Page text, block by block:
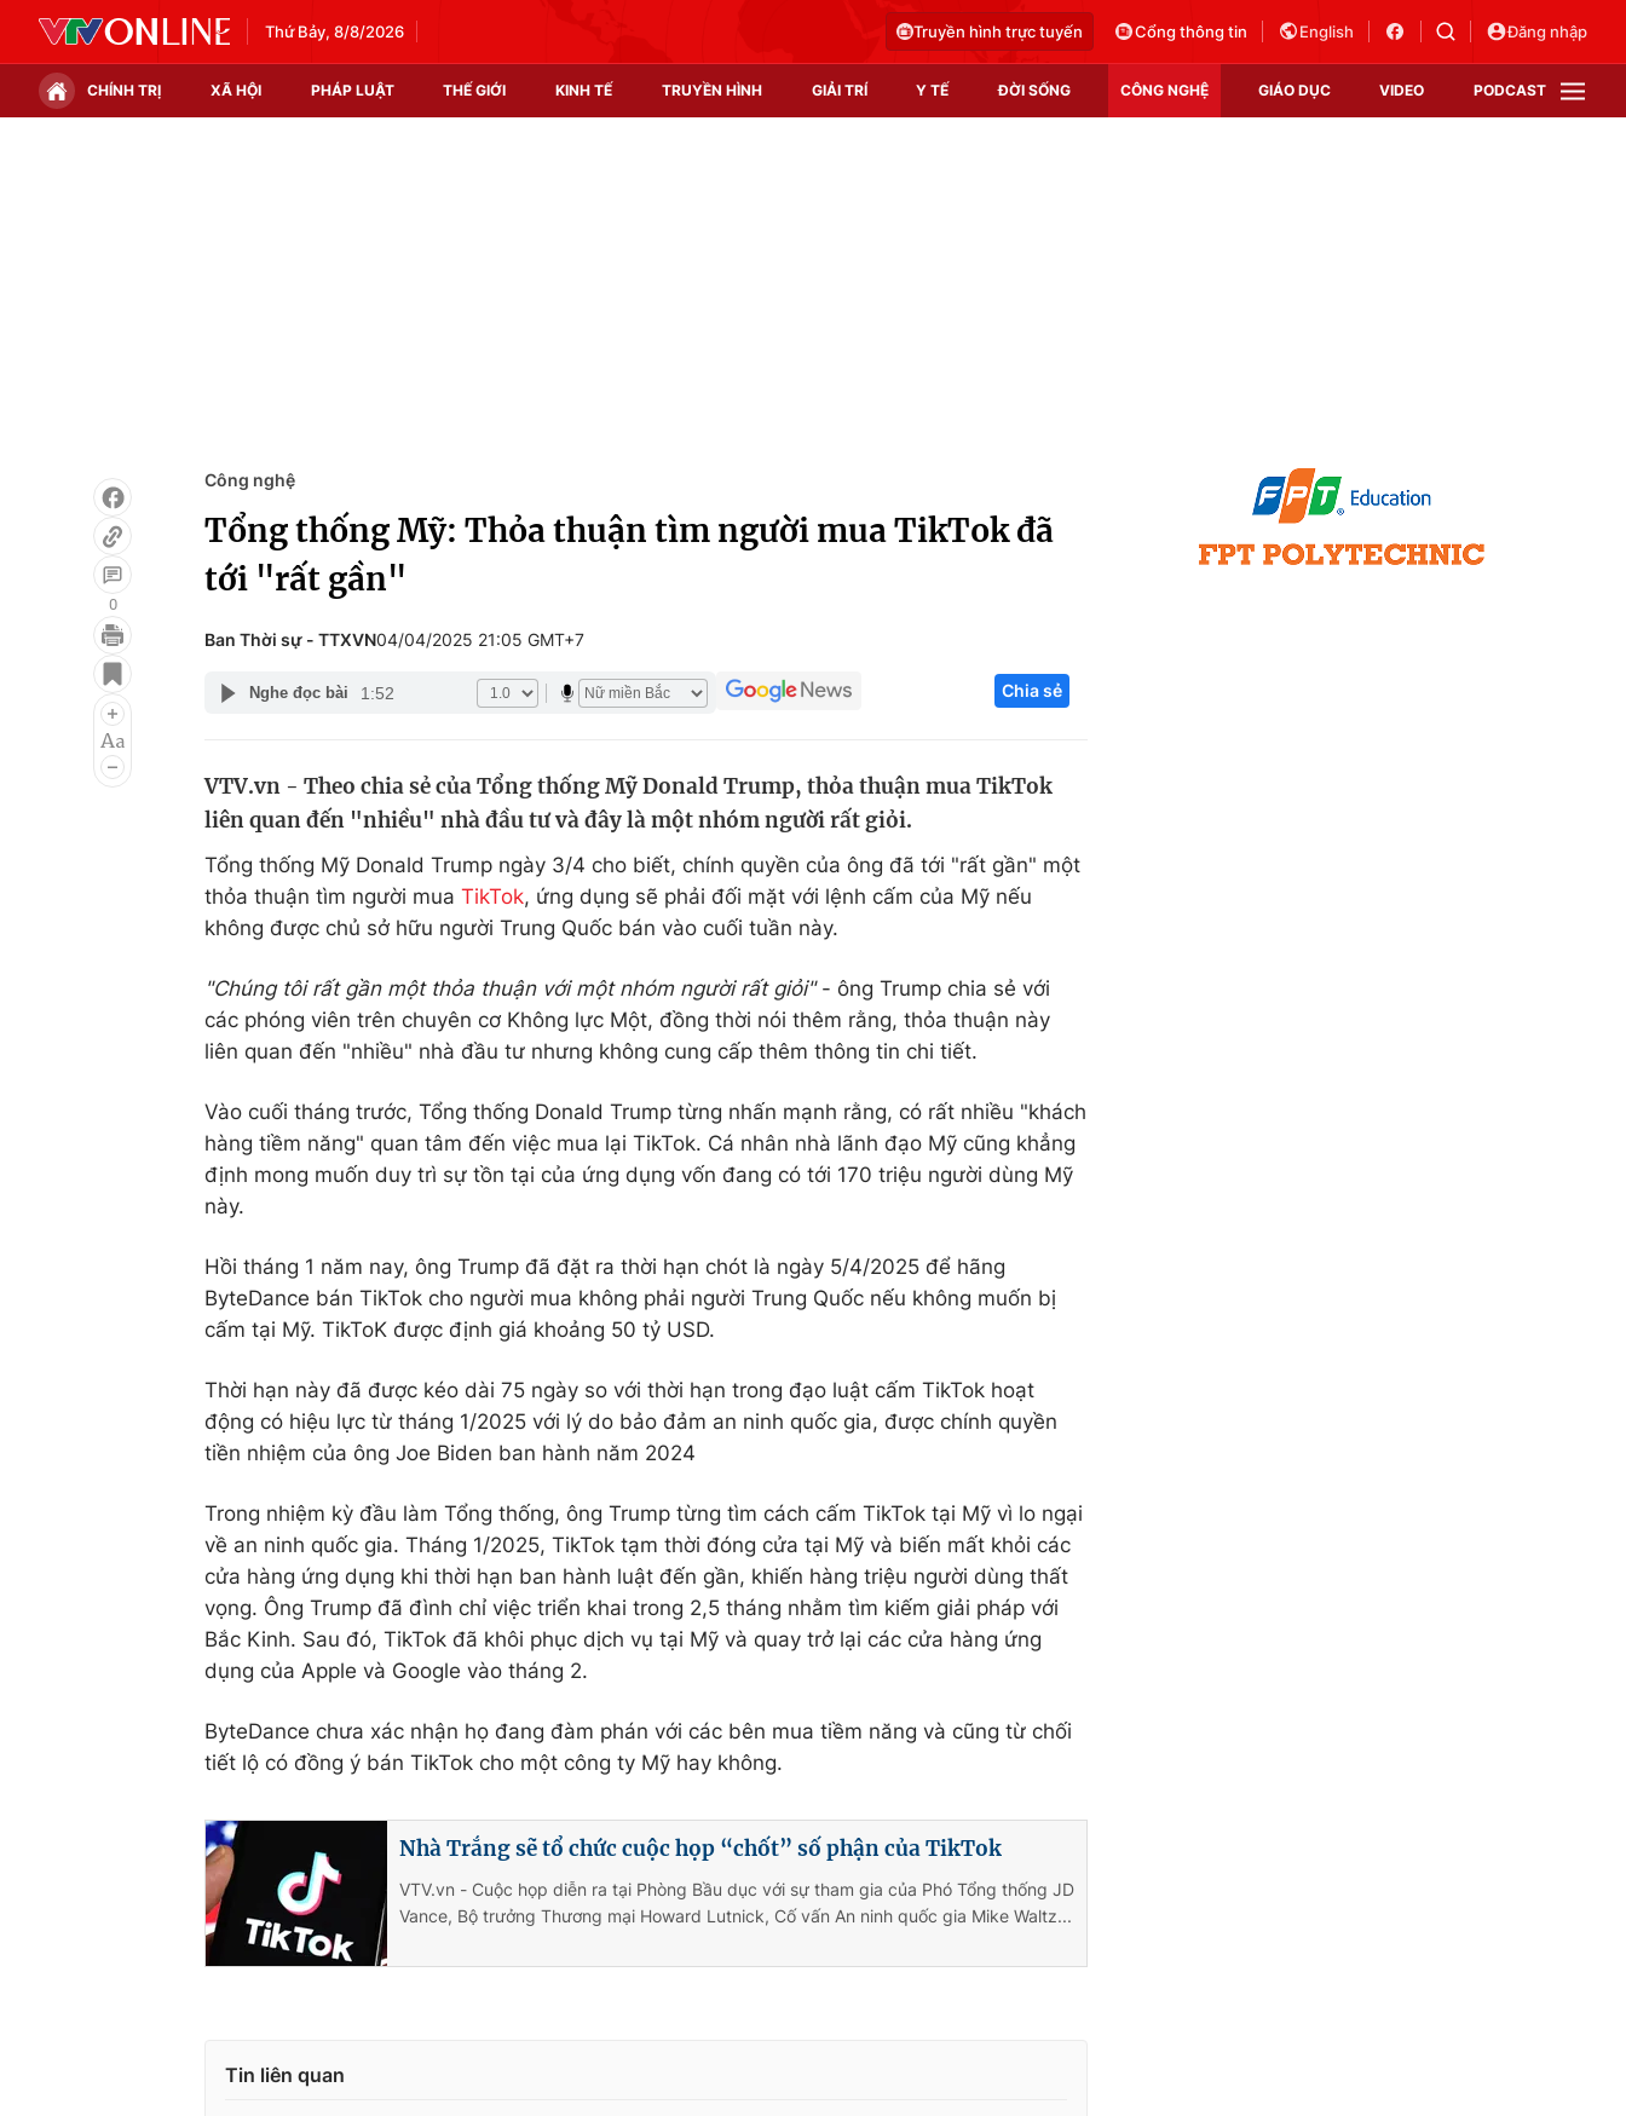
Thứ Bảy, 8/8/2026 Truyền hình trực tuyến Cổng thông tin English Đăng nhập
CHÍNH TRỊ XÃ HỘI PHÁP LUẬT THẾ GIỚI KINH TẾ TRUYỀN HÌNH GIẢI TRÍ Y TẾ ĐỜI SỐNG CÔNG NGHỆ GIÁO DỤC VIDEO PODCAST
Infographic
Điện ảnh
Âm nhạc
Du lịch
Chất lượng cuộc sống
Tuyển sinh
Hitech Công nghệ tương lai
Thị trường
Giao lưu trực tuyến
0
Công nghệ
Tổng thống Mỹ: Thỏa thuận tìm người mua TikTok đã
tới "rất gần"
Ban Thời sự - TTXVN04/04/2025 21:05 GMT+7
Nghe đọc bài 1:52 Chia sẻ
VTV.vn - Theo chia sẻ của Tổng thống Mỹ Donald Trump, thỏa thuận mua TikTok
liên quan đến "nhiều" nhà đầu tư và đây là một nhóm người rất giỏi.
Tổng thống Mỹ Donald Trump ngày 3/4 cho biết, chính quyền của ông đã tới "rất gần" một
thỏa thuận tìm người mua TikTok, ứng dụng sẽ phải đối mặt với lệnh cấm của Mỹ nếu
không được chủ sở hữu người Trung Quốc bán vào cuối tuần này.
"Chúng tôi rất gần một thỏa thuận với một nhóm người rất giỏi"- ông Trump chia sẻ với
các phóng viên trên chuyên cơ Không lực Một, đồng thời nói thêm rằng, thỏa thuận này
liên quan đến "nhiều" nhà đầu tư nhưng không cung cấp thêm thông tin chi tiết.
Vào cuối tháng trước, Tổng thống Donald Trump từng nhấn mạnh rằng, có rất nhiều "khách
hàng tiềm năng" quan tâm đến việc mua lại TikTok. Cá nhân nhà lãnh đạo Mỹ cũng khẳng
định mong muốn duy trì sự tồn tại của ứng dụng vốn đang có tới 170 triệu người dùng Mỹ
này.
Hồi tháng 1 năm nay, ông Trump đã đặt ra thời hạn chót là ngày 5/4/2025 để hãng
ByteDance bán TikTok cho người mua không phải người Trung Quốc nếu không muốn bị
cấm tại Mỹ. TikToK được định giá khoảng 50 tỷ USD.
Thời hạn này đã được kéo dài 75 ngày so với thời hạn trong đạo luật cấm TikTok hoạt
động có hiệu lực từ tháng 1/2025 với lý do bảo đảm an ninh quốc gia, được chính quyền
tiền nhiệm của ông Joe Biden ban hành năm 2024
Trong nhiệm kỳ đầu làm Tổng thống, ông Trump từng tìm cách cấm TikTok tại Mỹ vì lo ngại
về an ninh quốc gia. Tháng 1/2025, TikTok tạm thời đóng cửa tại Mỹ và biến mất khỏi các
cửa hàng ứng dụng khi thời hạn ban hành luật đến gần, khiến hàng triệu người dùng thất
vọng. Ông Trump đã đình chỉ việc triển khai trong 2,5 tháng nhằm tìm kiếm giải pháp với
Bắc Kinh. Sau đó, TikTok đã khôi phục dịch vụ tại Mỹ và quay trở lại các cửa hàng ứng
dụng của Apple và Google vào tháng 2.
ByteDance chưa xác nhận họ đang đàm phán với các bên mua tiềm năng và cũng từ chối
tiết lộ có đồng ý bán TikTok cho một công ty Mỹ hay không.
Nhà Trắng sẽ tổ chức cuộc họp “chốt” số phận của TikTok
VTV.vn - Cuộc họp diễn ra tại Phòng Bầu dục với sự tham gia của Phó Tổng thống JD
Vance, Bộ trưởng Thương mại Howard Lutnick, Cố vấn An ninh quốc gia Mike Waltz...
Tin liên quan